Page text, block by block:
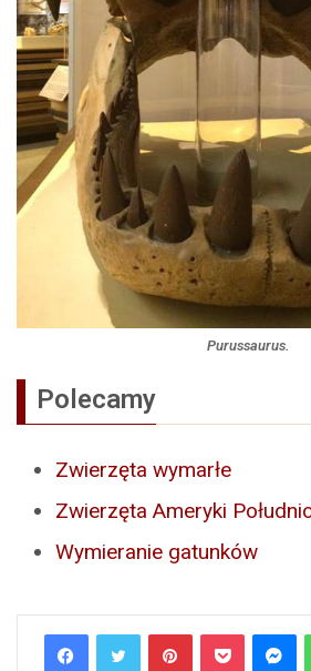
Purussaurus.
Polecamy
Zwierzęta wymarłe
Zwierzęta Ameryki
Wymieranie gatunków
PinterestPocket